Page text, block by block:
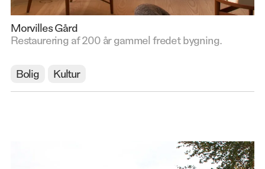
Morvilles Gård
Restaurering af 200 år gammel fredet bygning.
Bolig Kultur